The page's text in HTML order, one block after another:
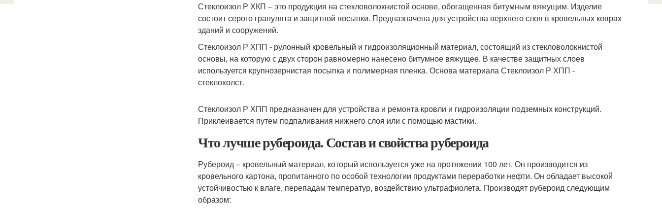
Стеклоизол Р ХКП – это продукция на стекловолокнистой основе, обогащенная битумным вяжущим. Изделие
состоит серого гранулята и защитной посыпки. Предназначена для устройства верхнего слоя в кровельных коврах
зданий и сооружений.
Стеклоизол Р ХПП - рулонный кровельный и гидроизоляционный материал, состоящий из стекловолокнистой
основы, на которую с двух сторон равномерно нанесено битумное вяжущее. В качестве защитных слоев
используется крупнозернистая посыпка и полимерная пленка. Основа материала Стеклоизол Р ХПП -
стеклохолст.
Стеклоизол Р ХПП предназначен для устройства и ремонта кровли и гидроизоляции подземных конструкций.
Приклеивается путем подпаливания нижнего слоя или с помощью мастики.
Что лучше рубероида. Состав и свойства рубероида
Рубероид – кровельный материал, который используется уже на протяжении 100 лет. Он производится из
кровельного картона, пропитанного по особой технологии продуктами переработки нефти. Он обладает высокой
устойчивостью к влаге, перепадам температур, воздействию ультрафиолета. Производят рубероид следующим
образом: